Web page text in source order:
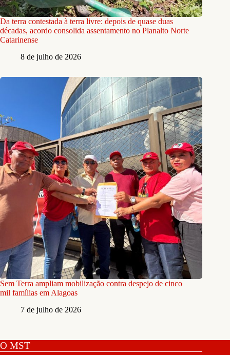
Da terra contestada à terra livre: depois de quase duas
décadas, acordo consolida assentamento no Planalto Norte
Catarinense
8 de julho de 2026
Sem Terra ampliam mobilização contra despejo de cinco
mil famílias em Alagoas
7 de julho de 2026
O MST